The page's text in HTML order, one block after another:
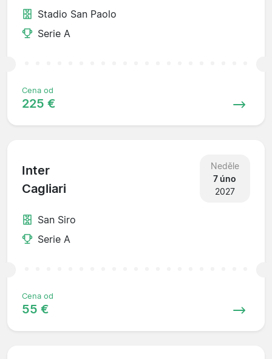
Stadio San Paolo
Serie A
Cena od
225 €
Inter
Cagliari
Neděle
7 úno
2027
San Siro
Serie A
Cena od
55 €